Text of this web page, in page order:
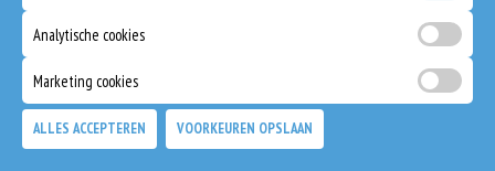
Analytische cookies
Marketing cookies
ALLES ACCEPTEREN VOORKEUREN OPSLAAN